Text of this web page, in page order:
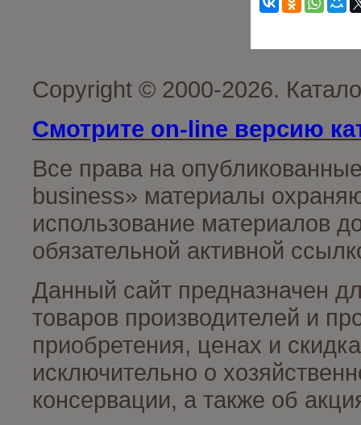
Copyright © 2000-2026.
Смотрите on-line версию
Все права на
business» материалы
использование материалов
обязательной активной
Данный сайт предназначен
товаров производителей и
приобретения, ценах и
исключительно о
консервации, а также об